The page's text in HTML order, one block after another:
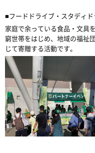
■フードドライブ・スタディ
家庭で余っている食品・文具
窮世帯をはじめ、地域の福祉
じて寄贈する活動です。